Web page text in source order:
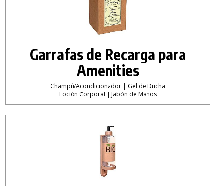
Garrafas de Recarga para
Amenities
Champú/Acondicionador | Gel de Ducha
Loción Corporal | Jabón de Manos